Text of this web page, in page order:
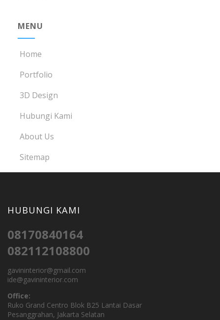
MENU
Home
Portfolio
3D Design
Hubungi Kami
About Us
Sitemap
HUBUNGI KAMI
08170840164
082112108800
gavininterior@gmail.com
ide@gavininterior.com
Office:
Ruko Grand Centro Blok B25 Lantai Dasar
Pesanggrahan, Jakarta Selatan